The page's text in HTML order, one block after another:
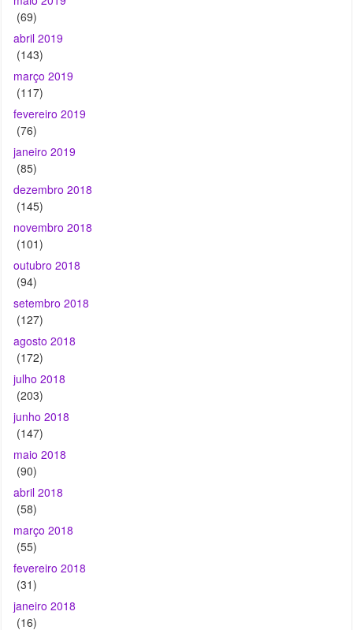
(69)
abril 2019
(143)
março 2019
(117)
fevereiro 2019
(76)
janeiro 2019
(85)
dezembro 2018
(145)
novembro 2018
(101)
outubro 2018
(94)
setembro 2018
(127)
agosto 2018
(172)
julho 2018
(203)
junho 2018
(147)
maio 2018
(90)
abril 2018
(58)
março 2018
(55)
fevereiro 2018
(31)
janeiro 2018
(16)